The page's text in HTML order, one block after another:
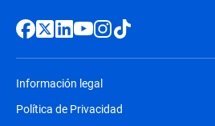
Información legal
Política de Privacidad